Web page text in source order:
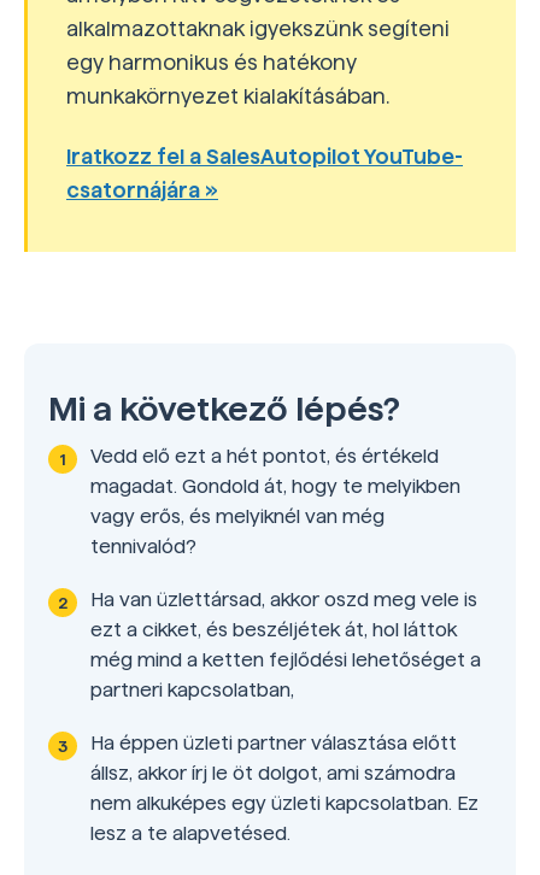
alkalmazottaknak igyekszünk segíteni
egy harmonikus és hatékony
munkakörnyezet kialakításában.
Iratkozz fel a SalesAutopilot YouTube-
csatornájára »
Mi a következő lépés?
Vedd elő ezt a hét pontot, és értékeld
magadat. Gondold át, hogy te melyikben
vagy erős, és melyiknél van még
tennivalód?
Ha van üzlettársad, akkor oszd meg vele is
ezt a cikket, és beszéljétek át, hol láttok
még mind a ketten fejlődési lehetőséget a
partneri kapcsolatban,
Ha éppen üzleti partner választása előtt
állsz, akkor írj le öt dolgot, ami számodra
nem alkuképes egy üzleti kapcsolatban. Ez
lesz a te alapvetésed.